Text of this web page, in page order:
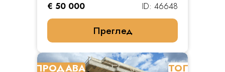
€ 50 000 ID: 46648
Преглед
ПРОДАВА ТОП